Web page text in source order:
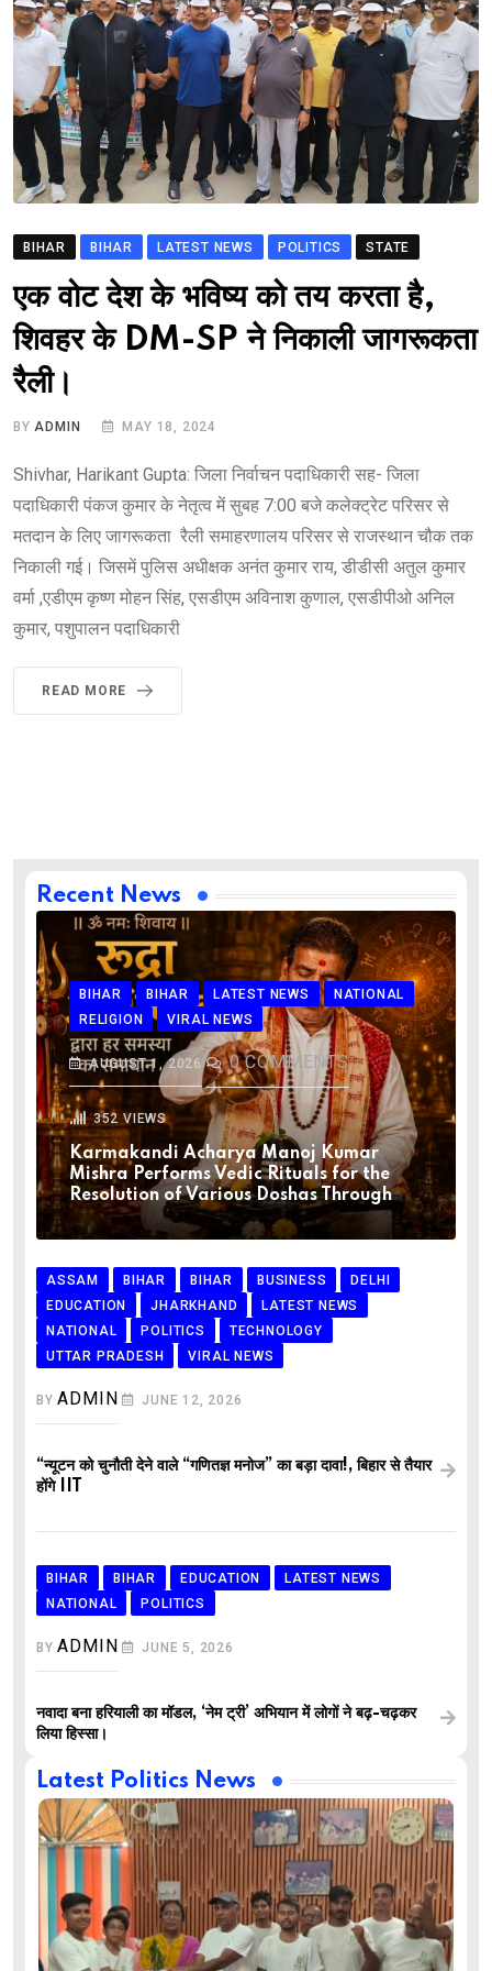
BIHAR BIHAR LATEST NEWS POLITICS STATE
एक वोट देश के भविष्य को तय करता है,
शिवहर के DM-SP ने निकाली जागरूकता
रैली।
BY ADMIN MAY 18, 2024
Shivhar, Harikant Gupta: जिला निर्वाचन पदाधिकारी सह- जिला
पदाधिकारी पंकज कुमार के नेतृत्व में सुबह 7:00 बजे कलेक्ट्रेट परिसर से
मतदान के लिए जागरूकता रैली समाहरणालय परिसर से राजस्थान चौक तक
निकाली गई। जिसमें पुलिस अधीक्षक अनंत कुमार राय, डीडीसी अतुल कुमार
वर्मा ,एडीएम कृष्ण मोहन सिंह, एसडीएम अविनाश कुणाल, एसडीपीओ अनिल
कुमार, पशुपालन पदाधिकारी
READ MORE
Recent News
BIHAR BIHAR LATEST NEWS
NATIONAL
RELIGION
VIRAL NEWS
AUGUST 1, 2026 0COMMENTS
352VIEWS
Karmakandi Acharya Manoj Kumar
Mishra Performs Vedic Rituals for the
Resolution of Various Doshas Through
ASSAM BIHAR BIHAR BUSINESS
DELHI
EDUCATION
JHARKHAND
LATEST NEWS
NATIONAL
POLITICS
TECHNOLOGY
UTTAR PRADESH
VIRAL NEWS
BYADMIN JUNE 12, 2026
“न्यूटन को चुनौती देने वाले “गणितज्ञ मनोज” का बड़ा दावा!, बिहार से तैयार
होंगे IIT
BIHAR BIHAR EDUCATION
LATEST NEWS
NATIONAL
POLITICS
BYADMIN JUNE 5, 2026
नवादा बना हरियाली का मॉडल, ‘नेम ट्री’ अभियान में लोगों ने बढ़-चढ़कर
लिया हिस्सा।
Latest Politics News